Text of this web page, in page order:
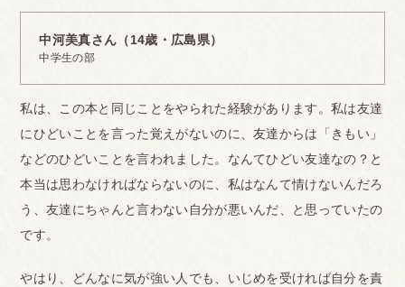
中河美真さん（14歳・広島県）
中学生の部
私は、この本と同じことをやられた経験があります。私は友達
にひどいことを言った覚えがないのに、友達からは「きもい」
などのひどいことを言われました。なんてひどい友達なの？と
本当は思わなければならないのに、私はなんて情けないんだろ
う、友達にちゃんと言わない自分が悪いんだ、と思っていたの
です。
やはり、どんなに気が強い人でも、いじめを受ければ自分を責